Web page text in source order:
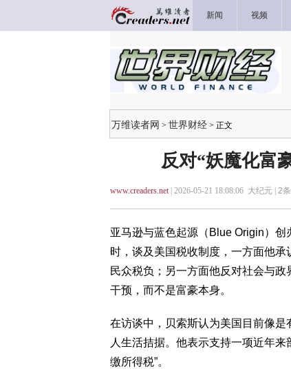
新闻 视频
万维读者网 > 世界财经 > 正文
反对“妖魔化富
www.creaders.net| 2026-05-21 18:08:06 大纪元 | 2
亚马逊与蓝色起源（Blue Origin）
时，谈及美国税收制度，一方面他
民众税负；另一方面他反对社会与政
干预，而不是富豪本身。
在访谈中，贝索斯认为美国目前像是
人生活拮据。他表示支持一项近年
缴所得税”。